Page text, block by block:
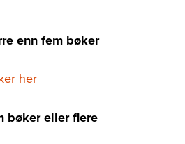
enn fem bøker
her
bøker eller flere